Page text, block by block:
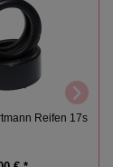
Reifen 17s